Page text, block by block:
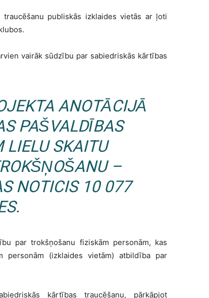
publiskās izklaides vietās ar ļoti
vairāk sūdzību par sabiedriskās kārtības
ANOTĀCIJĀ
PAŠVALDĪBAS
LIELU SKAITU
–
NOTICIS 10 077
par trokšņošanu fiziskām personām, kas
personām (izklaides vietām) atbildība par
kārtības traucēšanu, pārkāpjot